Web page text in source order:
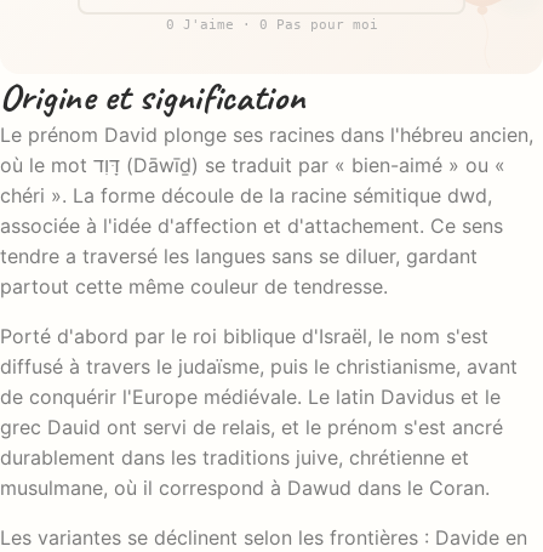
0 J'aime · 0 Pas pour moi
Origine et signification
Le prénom David plonge ses racines dans l'hébreu ancien,
où le mot דָּוִד (Dāwīḏ) se traduit par « bien-aimé » ou «
chéri ». La forme découle de la racine sémitique dwd,
associée à l'idée d'affection et d'attachement. Ce sens
tendre a traversé les langues sans se diluer, gardant
partout cette même couleur de tendresse.
Porté d'abord par le roi biblique d'Israël, le nom s'est
diffusé à travers le judaïsme, puis le christianisme, avant
de conquérir l'Europe médiévale. Le latin Davidus et le
grec Dauid ont servi de relais, et le prénom s'est ancré
durablement dans les traditions juive, chrétienne et
musulmane, où il correspond à Dawud dans le Coran.
Les variantes se déclinent selon les frontières : Davide en